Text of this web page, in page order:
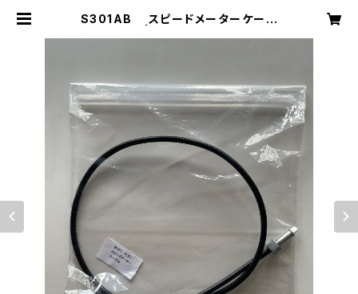
S301AB スピードメーターケーブ